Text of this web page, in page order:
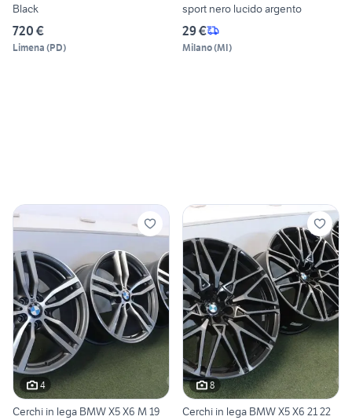
Black
720 €
Limena (PD)
sport nero lucido argento
29 €
Milano(MI)
4
Cerchi in lega BMW X5 X6 M 19
8
Cerchi in lega BMW X5 X6 21 22